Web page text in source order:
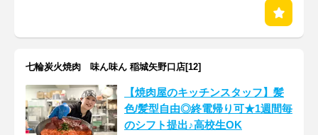
七輪炭火焼肉 味ん味ん 稲城矢野口店[12]
【焼肉屋のキッチンスタッフ】髪
色/髪型自由◎終電帰り可★1週間毎
のシフト提出♪高校生OK